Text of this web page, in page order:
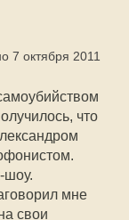
7 октября 2011
что
шоу.
мне
свои